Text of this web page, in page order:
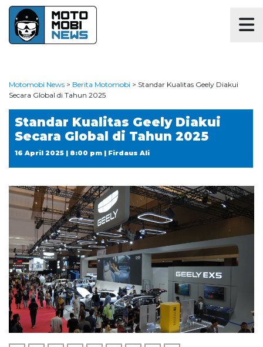
Motomobi News > Berita Motomobi > Standar Kualitas Geely Diakui
Secara Global di Tahun 2025
Standar Kualitas Geely Diakui
Secara Global di Tahun 2025
16 April 2025 | 8:00 pm | Firdaus Ali